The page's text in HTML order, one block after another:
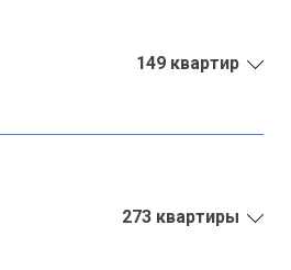
149 квартир
273 квартиры